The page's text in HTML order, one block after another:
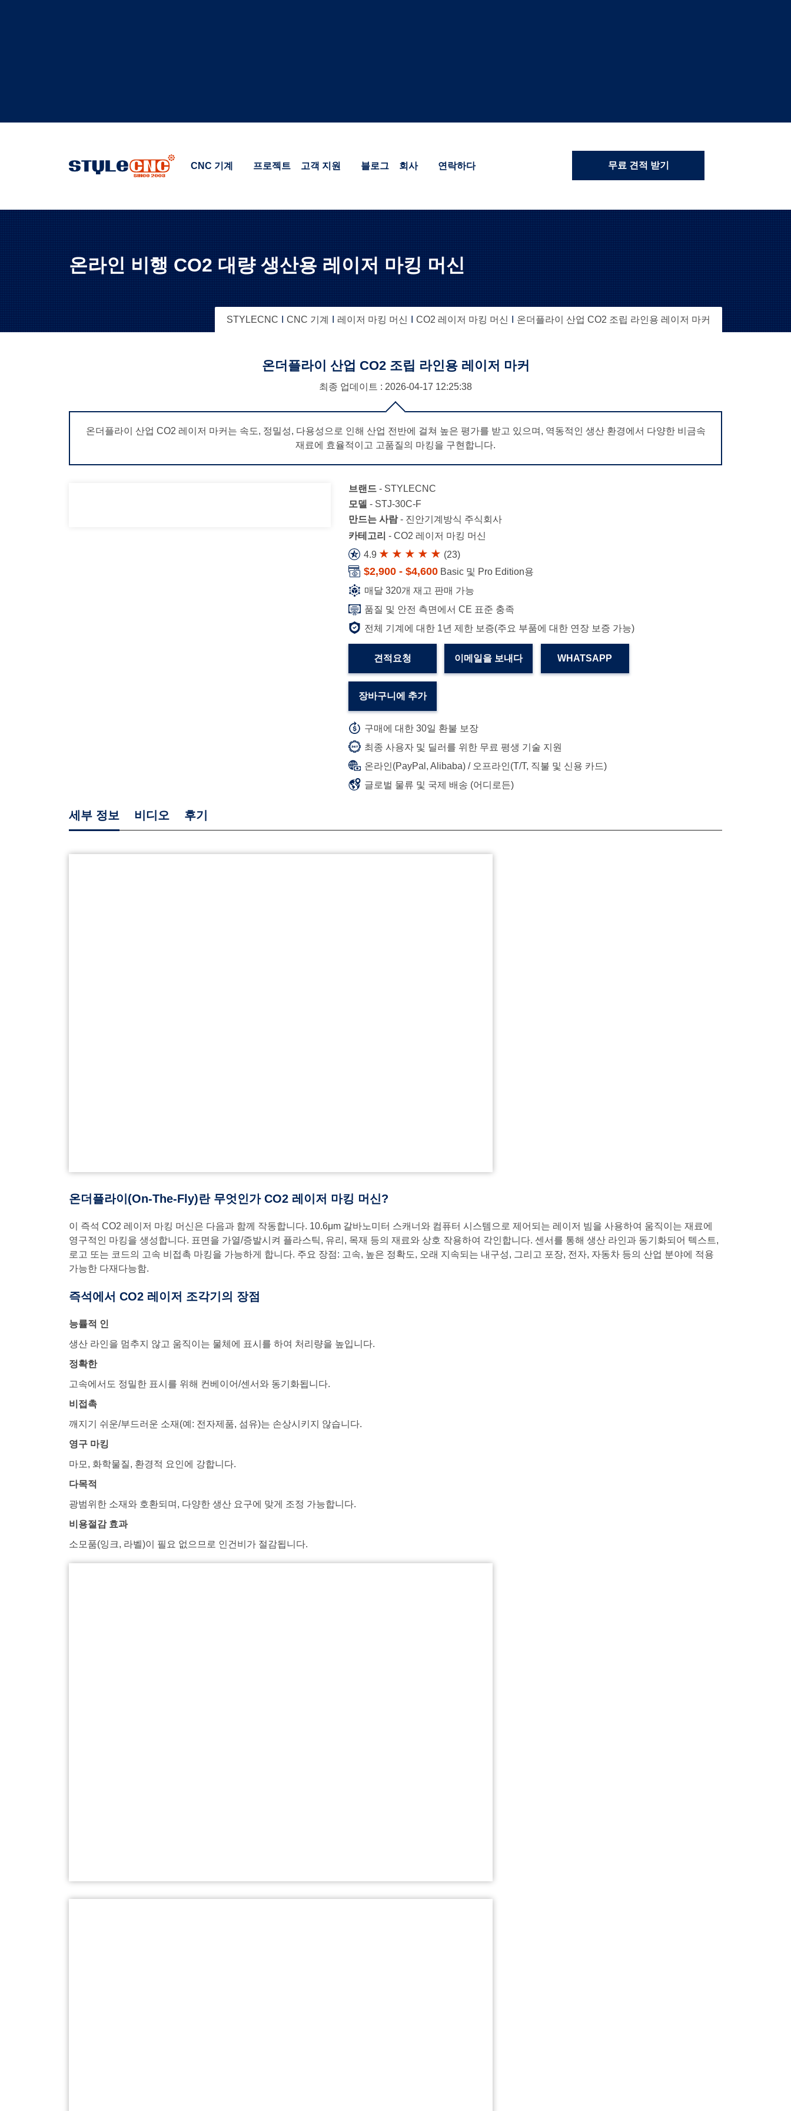
CNC 기계 프로젝트 고객 지원 블로그 회사 연락하다 무료 견적 받기
온라인 비행 CO2 대량 생산용 레이저 마킹 머신
STYLECNC CNC 기계 레이저 마킹 머신 CO2 레이저 마킹 머신 온더플라이 산업 CO2 조립 라인용 레이저 마커
온더플라이 산업 CO2 조립 라인용 레이저 마커
최종 업데이트 : 2026-04-17 12:25:38
온더플라이 산업 CO2 레이저 마커는 속도, 정밀성, 다용성으로 인해 산업 전반에 걸쳐 높은 평가를 받고 있으며, 역동적인 생산 환경에서 다양한 비금속
재료에 효율적이고 고품질의 마킹을 구현합니다.
브랜드 - STYLECNC
모델 - STJ-30C-F
만드는 사람- 진안기계방식 주식회사
카테고리 - CO2 레이저 마킹 머신
4.9
(23)
$2,900 - $4,600 Basic 및 Pro Edition용
매달 320개 재고 판매 가능
품질 및 안전 측면에서 CE 표준 충족
전체 기계에 대한 1년 제한 보증(주요 부품에 대한 연장 보증 가능)
견적요청 이메일을 보내다 WHATSAPP
장바구니에 추가
구매에 대한 30일 환불 보장
최종 사용자 및 딜러를 위한 무료 평생 기술 지원
온라인(PayPal, Alibaba) / 오프라인(T/T, 직불 및 신용 카드)
글로벌 물류 및 국제 배송 (어디로든)
세부 정보 비디오 후기
온더플라이(On-The-Fly)란 무엇인가 CO2 레이저 마킹 머신?
이 즉석 CO2 레이저 마킹 머신은 다음과 함께 작동합니다. 10.6μm 갈바노미터 스캐너와 컴퓨터 시스템으로 제어되는 레이저 빔을 사용하여 움직이는 재료에
영구적인 마킹을 생성합니다. 표면을 가열/증발시켜 플라스틱, 유리, 목재 등의 재료와 상호 작용하여 각인합니다. 센서를 통해 생산 라인과 동기화되어 텍스트,
로고 또는 코드의 고속 비접촉 마킹을 가능하게 합니다. 주요 장점: 고속, 높은 정확도, 오래 지속되는 내구성, 그리고 포장, 전자, 자동차 등의 산업 분야에 적용
가능한 다재다능함.
즉석에서 CO2 레이저 조각기의 장점
능률적 인
생산 라인을 멈추지 않고 움직이는 물체에 표시를 하여 처리량을 높입니다.
정확한
고속에서도 정밀한 표시를 위해 컨베이어/센서와 동기화됩니다.
비접촉
깨지기 쉬운/부드러운 소재(예: 전자제품, 섬유)는 손상시키지 않습니다.
영구 마킹
마모, 화학물질, 환경적 요인에 강합니다.
다목적
광범위한 소재와 호환되며, 다양한 생산 요구에 맞게 조정 가능합니다.
비용절감 효과
소모품(잉크, 라벨)이 필요 없으므로 인건비가 절감됩니다.